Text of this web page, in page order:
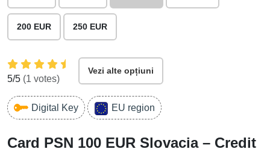
200 EUR 250 EUR
5/5 (1 votes)
Vezi alte opțiuni
Digital Key EU region
Card PSN 100 EUR Slovacia – Credit